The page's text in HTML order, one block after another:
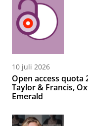
10 juli 2026
Open access
Taylor & Francis,
Emerald